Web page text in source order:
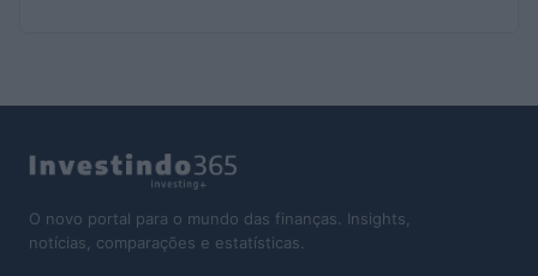
O novo portal para o mundo das finanças. Insights,
notícias, comparações e estatísticas.